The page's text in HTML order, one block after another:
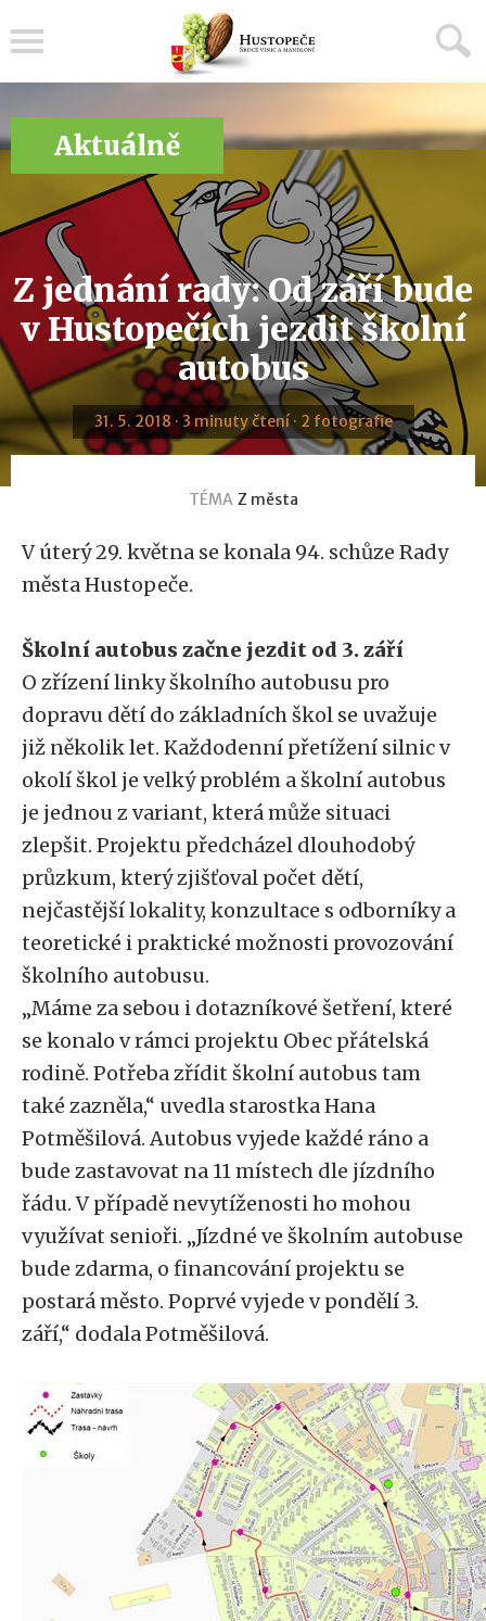
Aktuálně
Z jednání rady: Od září bude
v Hustopečích jezdit školní
autobus
31. 5. 2018 · 3 minuty čtení · 2 fotografie
TÉMA Z města
V úterý 29. května se konala 94. schůze Rady
města Hustopeče.
Školní autobus začne jezdit od 3. září
O zřízení linky školního autobusu pro
dopravu dětí do základních škol se uvažuje
již několik let. Každodenní přetížení silnic v
okolí škol je velký problém a školní autobus
je jednou z variant, která může situaci
zlepšit. Projektu předcházel dlouhodobý
průzkum, který zjišťoval počet dětí,
nejčastější lokality, konzultace s odborníky a
teoretické i praktické možnosti provozování
školního autobusu.
„Máme za sebou i dotazníkové šetření, které
se konalo v rámci projektu Obec přátelská
rodině. Potřeba zřídit školní autobus tam
také zazněla,“ uvedla starostka Hana
Potměšilová. Autobus vyjede každé ráno a
bude zastavovat na 11 místech dle jízdního
řádu. V případě nevytíženosti ho mohou
využívat senioři. „Jízdné ve školním autobuse
bude zdarma, o financování projektu se
postará město. Poprvé vyjede v pondělí 3.
září,“ dodala Potměšilová.